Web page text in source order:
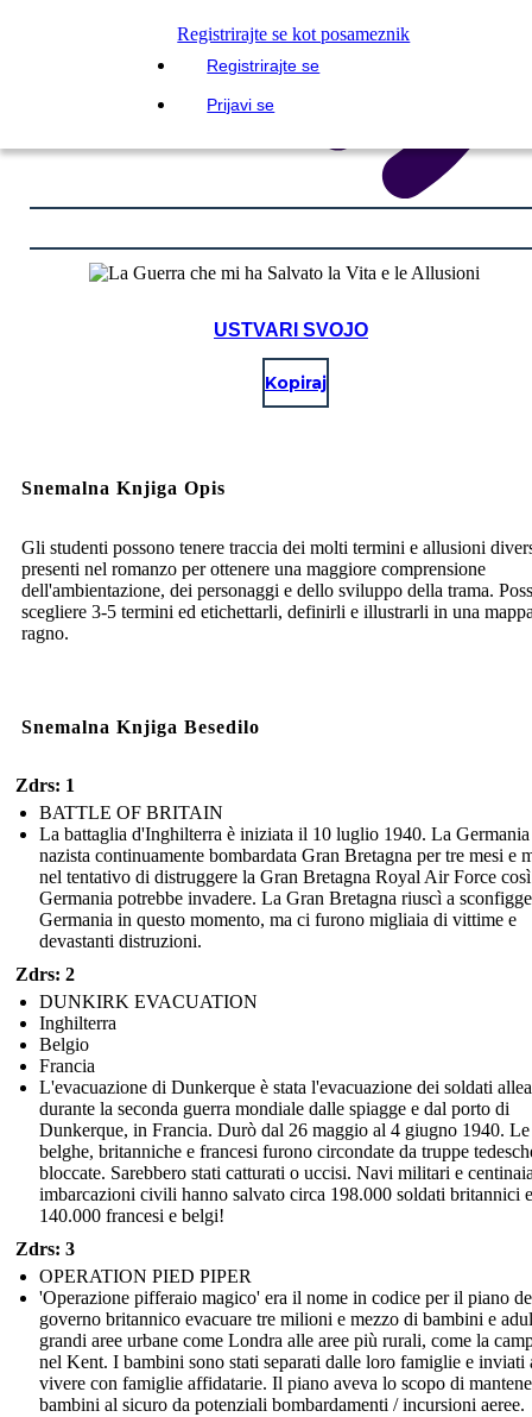
Registrirajte se kot posameznik
Registrirajte se
Prijavi se
USTVARI SVOJO
Kopiraj
Snemalna Knjiga Opis
Gli studenti possono tenere traccia dei molti termini e allusioni
presenti nel romanzo per ottenere una maggiore comprensione
dell'ambientazione, dei personaggi e dello sviluppo della trama.
scegliere 3-5 termini ed etichettarli, definirli e illustrarli in una
ragno.
Snemalna Knjiga Besedilo
Zdrs: 1
BATTLE OF BRITAIN
La battaglia d'Inghilterra è iniziata il 10 luglio 1940. La Germania
nazista continuamente bombardata Gran Bretagna per tre mesi e
nel tentativo di distruggere la Gran Bretagna Royal Air Force
Germania potrebbe invadere. La Gran Bretagna riuscì a
Germania in questo momento, ma ci furono migliaia di vittime e
devastanti distruzioni.
Zdrs: 2
DUNKIRK EVACUATION
Inghilterra
Belgio
Francia
L'evacuazione di Dunkerque è stata l'evacuazione dei soldati
durante la seconda guerra mondiale dalle spiagge e dal porto di
Dunkerque, in Francia. Durò dal 26 maggio al 4 giugno 1940.
belghe, britanniche e francesi furono circondate da truppe
bloccate. Sarebbero stati catturati o uccisi. Navi militari e
imbarcazioni civili hanno salvato circa 198.000 soldati britannici e
140.000 francesi e belgi!
Zdrs: 3
OPERATION PIED PIPER
'Operazione pifferaio magico' era il nome in codice per il piano
governo britannico evacuare tre milioni e mezzo di bambini e
grandi aree urbane come Londra alle aree più rurali, come la
nel Kent. I bambini sono stati separati dalle loro famiglie e inviati
vivere con famiglie affidatarie. Il piano aveva lo scopo di
bambini al sicuro da potenziali bombardamenti / incursioni aeree.